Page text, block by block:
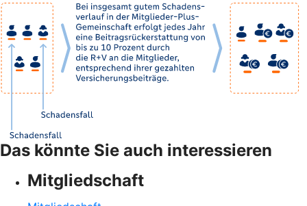
Das könnte Sie auch interessieren
Mitgliedschaft